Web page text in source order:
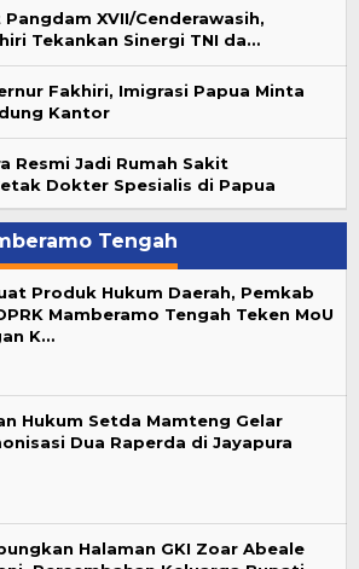
XVII/Cenderawasih,
Tekankan Sinergi TNI da…
Fakhiri, Imigrasi Papua Minta
Kantor
Resmi Jadi Rumah Sakit
Dokter Spesialis di Papua
Tengah
Produk Hukum Daerah, Pemkab
Mamberamo Tengah Teken MoU
K…
Hukum Setda Mamteng Gelar
Dua Raperda di Jayapura
Halaman GKI Zoar Abeale